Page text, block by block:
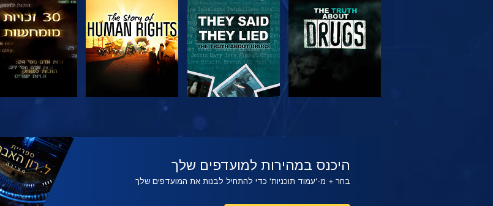
צפה
היכנס במהירות למועדפים שלך
בחר + מ-'עמוד תוכניות' כדי להתחיל לבנות את המועדפים שלך